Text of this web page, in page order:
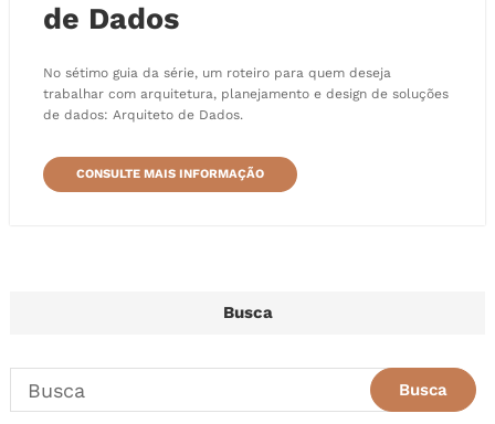
de Dados
No sétimo guia da série, um roteiro para quem deseja
trabalhar com arquitetura, planejamento e design de soluções
de dados: Arquiteto de Dados.
CONSULTE MAIS INFORMAÇÃO
Busca